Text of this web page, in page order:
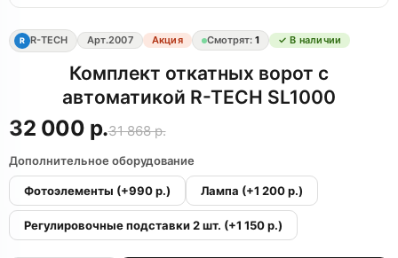
R R-TECH Арт.2007 Акция Смотрят: 1 ✓ В наличии
Комплект откатных ворот с
автоматикой R-TECH SL1000
32 000 р.31 868 р.
Дополнительное оборудование
Фотоэлементы (+990 р.) Лампа (+1 200 р.)
Регулировочные подставки 2 шт. (+1 150 р.)